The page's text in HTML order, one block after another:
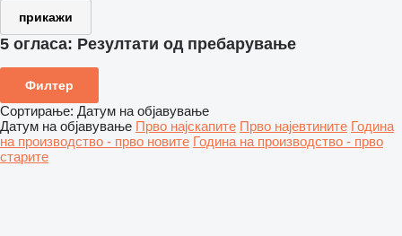
прикажи
5 огласа: Резултати од пребарување
Филтер
Сортирање: Датум на објавување
Датум на објавување Прво најскапите Прво најевтините Година
на производство - прво новите Година на производство - прво
старите